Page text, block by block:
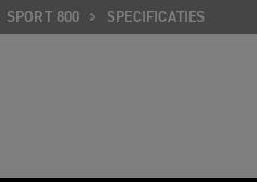
SPORT 800 SPECIFICATIES